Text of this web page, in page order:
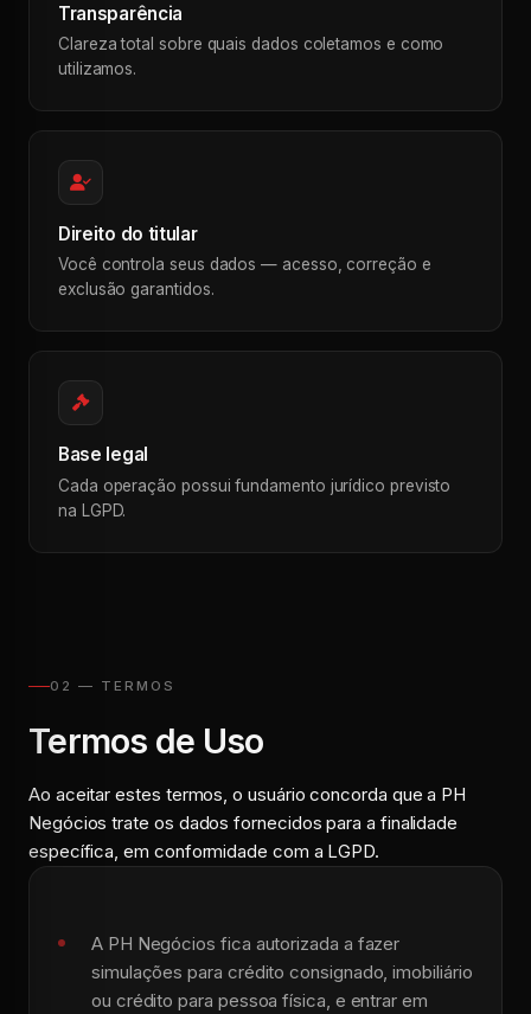
Transparência
Clareza total sobre quais dados coletamos e como
utilizamos.
Direito do titular
Você controla seus dados — acesso, correção e
exclusão garantidos.
Base legal
Cada operação possui fundamento jurídico previsto
na LGPD.
02 — TERMOS
Termos de Uso
Ao aceitar estes termos, o usuário concorda que a PH
Negócios trate os dados fornecidos para a finalidade
específica, em conformidade com a LGPD.
A PH Negócios fica autorizada a fazer
simulações para crédito consignado, imobiliário
ou crédito para pessoa física, e entrar em